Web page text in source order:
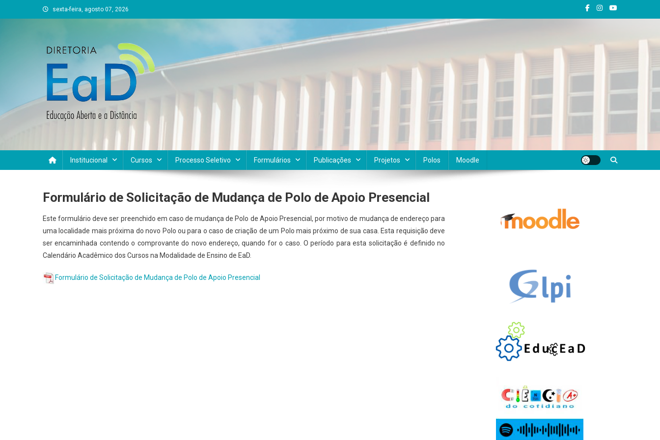
to
sexta-feira, agosto 07, 2026
DEAD UFVJM
Institucional Cursos Processo Seletivo Formulários Publicações Projetos Polos Moodle
Formulário de Solicitação de Mudança de Polo de Apoio Presencial
Este formulário deve ser preenchido em caso de mudança de Polo de Apoio Presencial, por motivo de mudança de endereço para
uma localidade mais próxima do novo Polo ou para o caso de criação de um Polo mais próximo de sua casa. Esta requisição deve
ser encaminhada contendo o comprovante do novo endereço, quando for o caso. O período para esta solicitação é definido no
Calendário Acadêmico dos Cursos na Modalidade de Ensino de EaD.
Formulário de Solicitação de Mudança de Polo de Apoio Presencial